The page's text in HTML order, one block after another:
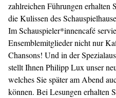
zahlreichen Führungen erhalten
die Kulissen des
Im Schauspieler*innencafé
Ensemblemitglieder nicht nur
Chansons! Und in der
stellt Ihnen Philipp Lux unser
welches Sie später am Abend
können. Bei Lesungen erhalten